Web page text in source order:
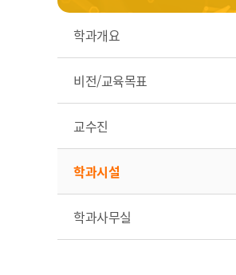
학과개요
비전/교육목표
교수진
학과시설
학과사무실